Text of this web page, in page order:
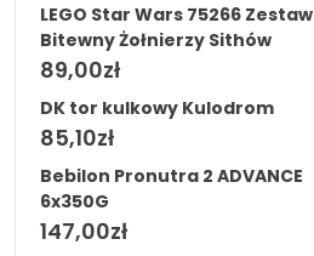
LEGO Star Wars 75266 Zestaw
Bitewny Żołnierzy Sithów
89,00zł
DK tor kulkowy Kulodrom
85,10zł
Bebilon Pronutra 2 ADVANCE
6x350G
147,00zł